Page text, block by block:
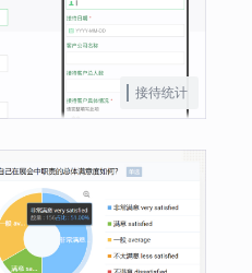
接待统计